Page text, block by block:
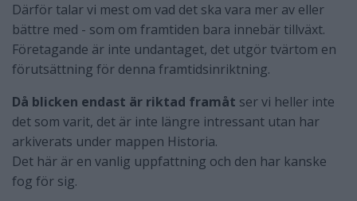
Därför talar vi mest om vad det ska vara mer av eller
bättre med - som om framtiden bara innebär tillväxt.
Företagande är inte undantaget, det utgör tvärtom en
förutsättning för denna framtidsinriktning.
Då blicken endast är riktad framåt ser vi heller inte
det som varit, det är inte längre intressant utan har
arkiverats under mappen Historia.
Det här är en vanlig uppfattning och den har kanske
fog för sig.